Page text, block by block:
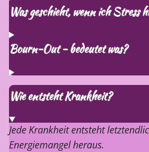
Was geschieht, wenn ich Stress
Bourn-Out - bedeutet was?
Wie entsteht Krankheit?
Jede Krankheit entsteht
Energiemangel heraus.